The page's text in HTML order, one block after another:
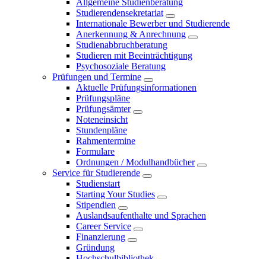
Allgemeine Studienberatung
Studierendensekretariat
Internationale Bewerber und Studierende
Anerkennung & Anrechnung
Studienabbruchberatung
Studieren mit Beeinträchtigung
Psychosoziale Beratung
Prüfungen und Termine
Aktuelle Prüfungsinformationen
Prüfungspläne
Prüfungsämter
Noteneinsicht
Stundenpläne
Rahmentermine
Formulare
Ordnungen / Modulhandbücher
Service für Studierende
Studienstart
Starting Your Studies
Stipendien
Auslandsaufenthalte und Sprachen
Career Service
Finanzierung
Gründung